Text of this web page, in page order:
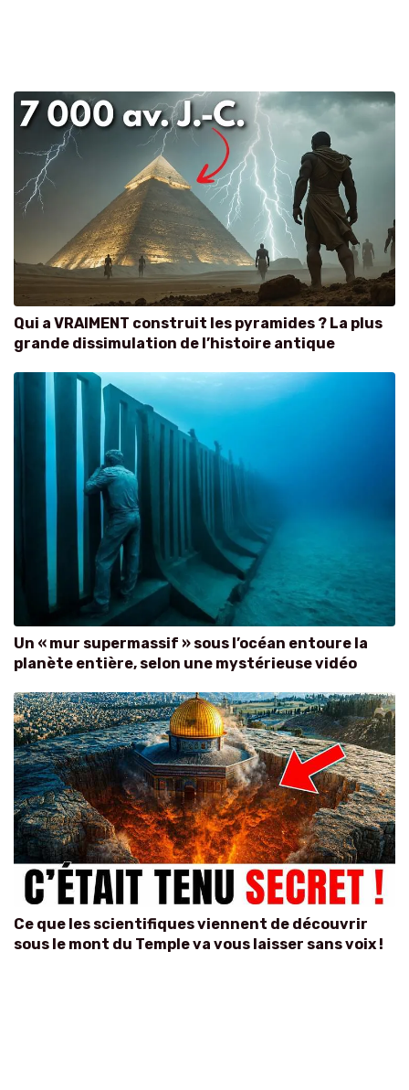
Qui a VRAIMENT construit les pyramides ? La plus
grande dissimulation de l’histoire antique
Un « mur supermassif » sous l’océan entoure la
planète entière, selon une mystérieuse vidéo
Ce que les scientifiques viennent de découvrir
sous le mont du Temple va vous laisser sans voix !